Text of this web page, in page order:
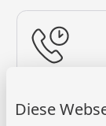
Diese